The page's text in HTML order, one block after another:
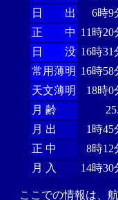
日 出
6時9
正 中 11時20
日 没 16時31
常用薄明 16時58
天文薄明
18時0
月 齢
月 出
1時45
正 中
8時12
月 入
14時30
ここでの情報は、